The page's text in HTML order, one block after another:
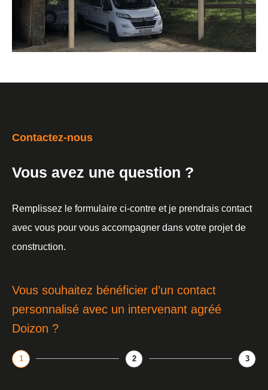
Contactez-nous
Vous avez une question ?
Remplissez le formulaire ci-contre et je prendrais contact
avec vous pour vous accompagner dans votre projet de
construction.
Vous souhaitez bénéficier d’un contact
personnalisé avec un intervenant agréé
Doizon ?
1 2 3